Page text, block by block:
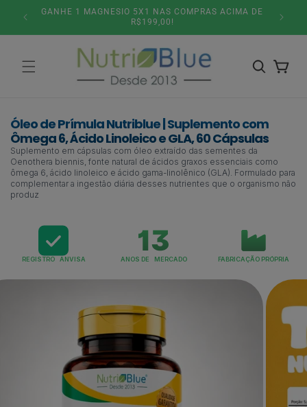
para o5% DESCONTO NO PIX OU PARCELAMENTO 6X SEM
JUROS!
Carrinho
Óleo de Prímula Nutriblue | Suplemento com
Ômega 6, Ácido Linoleico e GLA, 60 Cápsulas
Suplemento em cápsulas com óleo extraído das sementes da
Oenothera biennis, fonte natural de ácidos graxos essenciais como
ômega 6, ácido linoleico e ácido gama-linolênico (GLA). Formulado para
complementar a ingestão diária desses nutrientes que o organismo não
produz
REGISTRO ANVISA ANOS DE MERCADO FABRICAÇÃO PRÓPRIA